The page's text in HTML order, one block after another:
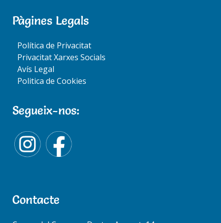
Pàgines Legals
Política de Privacitat
Privacitat Xarxes Socials
Avís Legal
Politica de Cookies
Segueix-nos:
Contacte